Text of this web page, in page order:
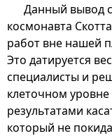
Данный вывод
космонавта
работ вне нашей
Это датируется
специалисты и
клеточном
результатами
который не